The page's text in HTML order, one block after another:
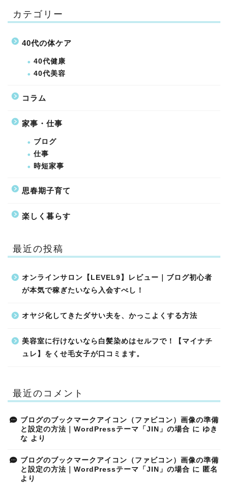
カテゴリー
40代の体ケア
40代健康
40代美容
コラム
家事・仕事
ブログ
仕事
時短家事
思春期子育て
楽しく暮らす
最近の投稿
オンラインサロン【LEVEL9】レビュー｜ブログ初心者
が本気で稼ぎたいなら入会すべし！
オヤジ化してきたダサい夫を、かっこよくする方法
美容室に行けないなら白髪染めはセルフで！【マイナチ
ュレ】をくせ毛女子が口コミます。
最近のコメント
ブログのブックマークアイコン（ファビコン）画像の準備
と設定の方法｜WordPressテーマ「JIN」の場合 に ゆき
な より
ブログのブックマークアイコン（ファビコン）画像の準備
と設定の方法｜WordPressテーマ「JIN」の場合 に 匿名
より